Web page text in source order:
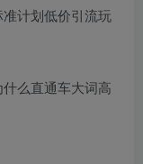
计划低价引流玩
么直通车大词高